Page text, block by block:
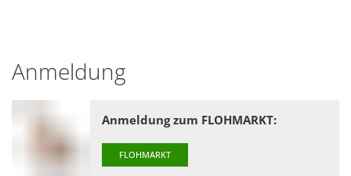
Anmeldung
Anmeldung zum FLOHMARKT:
FLOHMARKT